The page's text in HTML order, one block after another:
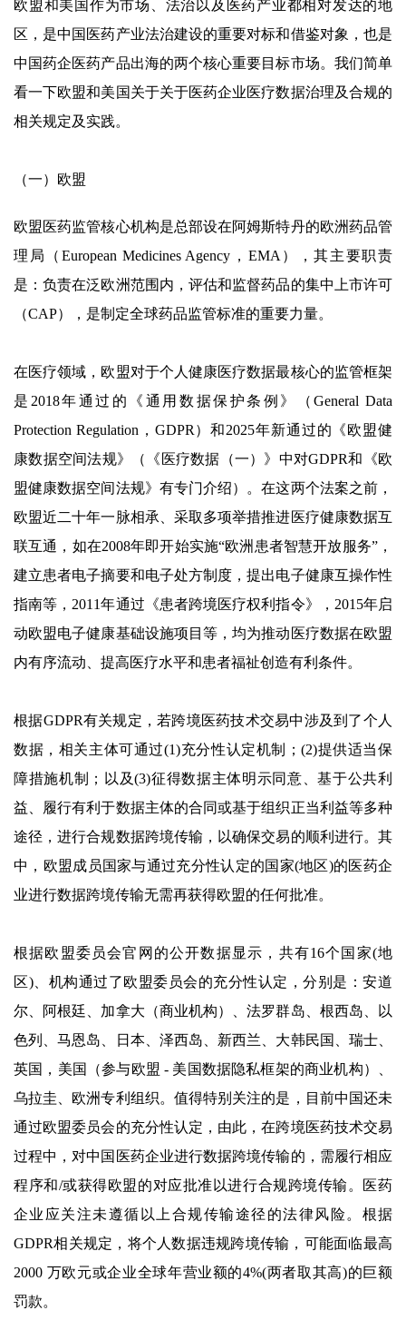
欧盟和美国作为市场、法治以及医药产业都相对发达的地
区，是中国医药产业法治建设的重要对标和借鉴对象，也是
中国药企医药产品出海的两个核心重要目标市场。我们简单
看一下欧盟和美国关于关于医药企业医疗数据治理及合规的
相关规定及实践。
（一）欧盟
欧盟医药监管核心机构是总部设在阿姆斯特丹的欧洲药品管
理局（European Medicines Agency，EMA），其主要职责
是：负责在泛欧洲范围内，评估和监督药品的集中上市许可
（CAP），是制定全球药品监管标准的重要力量。
在医疗领域，欧盟对于个人健康医疗数据最核心的监管框架
是2018年通过的《通用数据保护条例》（General Data
Protection Regulation，GDPR）和2025年新通过的《欧盟健
康数据空间法规》（《医疗数据（一）》中对GDPR和《欧
盟健康数据空间法规》有专门介绍）。在这两个法案之前，
欧盟近二十年一脉相承、采取多项举措推进医疗健康数据互
联互通，如在2008年即开始实施“欧洲患者智慧开放服务”，
建立患者电子摘要和电子处方制度，提出电子健康互操作性
指南等，2011年通过《患者跨境医疗权利指令》，2015年启
动欧盟电子健康基础设施项目等，均为推动医疗数据在欧盟
内有序流动、提高医疗水平和患者福祉创造有利条件。
根据GDPR有关规定，若跨境医药技术交易中涉及到了个人
数据，相关主体可通过(1)充分性认定机制；(2)提供适当保
障措施机制；以及(3)征得数据主体明示同意、基于公共利
益、履行有利于数据主体的合同或基于组织正当利益等多种
途径，进行合规数据跨境传输，以确保交易的顺利进行。其
中，欧盟成员国家与通过充分性认定的国家(地区)的医药企
业进行数据跨境传输无需再获得欧盟的任何批准。
根据欧盟委员会官网的公开数据显示，共有16个国家(地
区)、机构通过了欧盟委员会的充分性认定，分别是：安道
尔、阿根廷、加拿大（商业机构）、法罗群岛、根西岛、以
色列、马恩岛、日本、泽西岛、新西兰、大韩民国、瑞士、
英国，美国（参与欧盟 - 美国数据隐私框架的商业机构）、
乌拉圭、欧洲专利组织。值得特别关注的是，目前中国还未
通过欧盟委员会的充分性认定，由此，在跨境医药技术交易
过程中，对中国医药企业进行数据跨境传输的，需履行相应
程序和/或获得欧盟的对应批准以进行合规跨境传输。医药
企业应关注未遵循以上合规传输途径的法律风险。根据
GDPR相关规定，将个人数据违规跨境传输，可能面临最高
2000 万欧元或企业全球年营业额的4%(两者取其高)的巨额
罚款。